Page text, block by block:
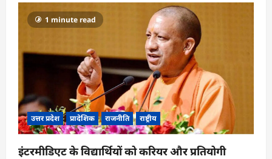
1 minute read
उत्तर प्रदेश प्रादेशिक राजनीति राष्ट्रीय
इंटरमीडिएट के विद्यार्थियों को करियर और प्रतियोगी